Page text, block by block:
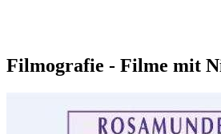
Filmografie - Filme mit